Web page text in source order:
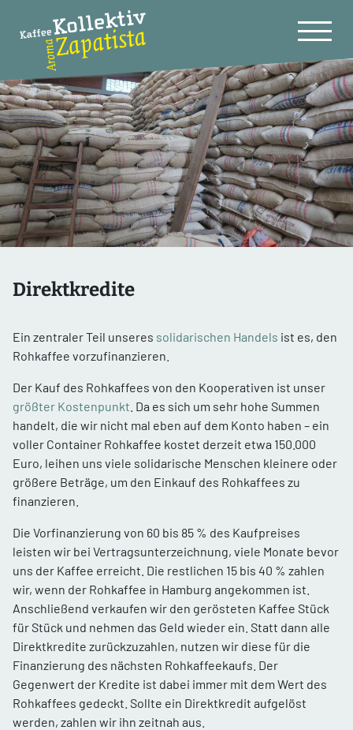
Direktkredite
Ein zentraler Teil unseres solidarischen Handels ist es, den
Rohkaffee vorzufinanzieren.
Der Kauf des Rohkaffees von den Kooperativen ist unser
größter Kostenpunkt . Da es sich um sehr hohe Summen
handelt, die wir nicht mal eben auf dem Konto haben – ein
voller Container Rohkaffee kostet derzeit etwa 150.000
Euro, leihen uns viele solidarische Menschen kleinere oder
größere Beträge, um den Einkauf des Rohkaffees zu
finanzieren.
Die Vorfinanzierung von 60 bis 85 % des Kaufpreises
leisten wir bei Vertragsunterzeichnung, viele Monate bevor
uns der Kaffee erreicht. Die restlichen 15 bis 40 % zahlen
wir, wenn der Rohkaffee in Hamburg angekommen ist.
Anschließend verkaufen wir den gerösteten Kaffee Stück
für Stück und nehmen das Geld wieder ein. Statt dann alle
Direktkredite zurückzuzahlen, nutzen wir diese für die
Finanzierung des nächsten Rohkaffeekaufs. Der
Gegenwert der Kredite ist dabei immer mit dem Wert des
Rohkaffees gedeckt. Sollte ein Direktkredit aufgelöst
werden, zahlen wir ihn zeitnah aus.